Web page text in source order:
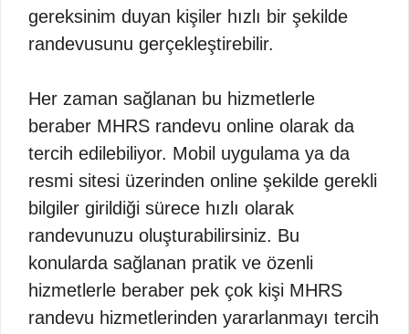
gereksinim duyan kişiler hızlı bir şekilde
randevusunu gerçekleştirebilir.
Her zaman sağlanan bu hizmetlerle
beraber MHRS randevu online olarak da
tercih edilebiliyor. Mobil uygulama ya da
resmi sitesi üzerinden online şekilde gerekli
bilgiler girildiği sürece hızlı olarak
randevunuzu oluşturabilirsiniz. Bu
konularda sağlanan pratik ve özenli
hizmetlerle beraber pek çok kişi MHRS
randevu hizmetlerinden yararlanmayı tercih